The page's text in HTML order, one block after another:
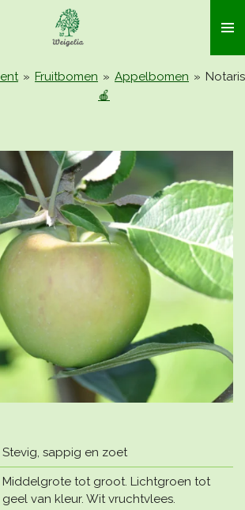
» Fruitbomen » Appelbomen
🍎
»
Stevig, sappig en zoet
Middelgrote tot groot. Lichtgroen tot
geel van kleur. Wit vruchtvlees.